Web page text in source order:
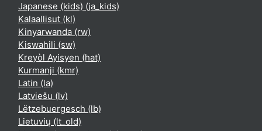
Japanese (kids) ‎(ja_kids)‎
Kalaallisut ‎(kl)‎
Kinyarwanda ‎(rw)‎
Kiswahili ‎(sw)‎
Kreyòl Ayisyen ‎(hat)‎
Kurmanji ‎(kmr)‎
Latin ‎(la)‎
Latviešu ‎(lv)‎
Lëtzebuergesch ‎(lb)‎
Lietuvių ‎(lt_old)‎